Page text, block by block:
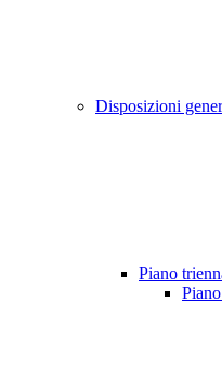
Disposizioni
Piano